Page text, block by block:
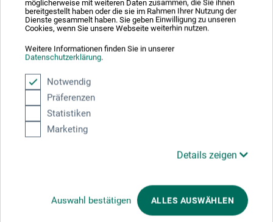
möglicherweise mit weiteren Daten zusammen, die Sie ihnen
bereitgestellt haben oder die sie im Rahmen Ihrer Nutzung der
Dienste gesammelt haben. Sie geben Einwilligung zu unseren
Cookies, wenn Sie unsere Webseite weiterhin nutzen.
Weitere Informationen finden Sie in unserer
Datenschutzerklärung.
Notwendig
Präferenzen
Statistiken
Marketing
Details zeigen
Auswahl bestätigen ALLES AUSWÄHLEN
JETZT ANMELDEN!
Jetzt anmelden!
Persönliche Daten